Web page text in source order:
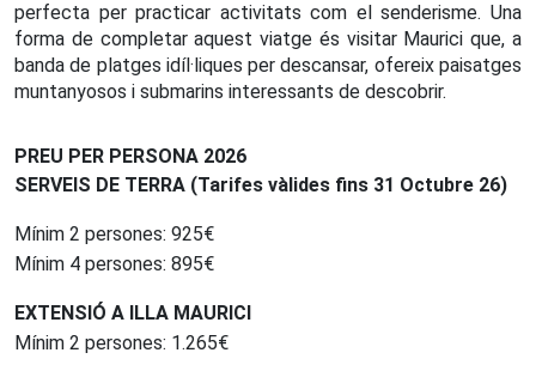
perfecta per practicar activitats com el senderisme. Una
forma de completar aquest viatge és visitar Maurici que, a
banda de platges idíl·liques per descansar, ofereix paisatges
muntanyosos i submarins interessants de descobrir.
PREU PER PERSONA 2026
SERVEIS DE TERRA (Tarifes vàlides fins 31 Octubre 26)
Mínim 2 persones: 925€
Mínim 4 persones: 895€
EXTENSIÓ A ILLA MAURICI
Mínim 2 persones: 1.265€